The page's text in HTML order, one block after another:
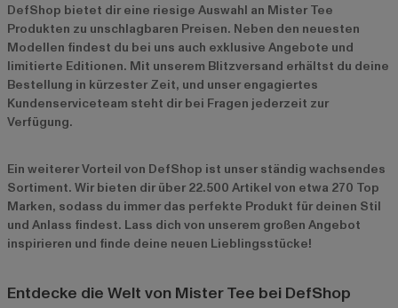
DefShop bietet dir eine riesige Auswahl an Mister Tee
Produkten zu unschlagbaren Preisen. Neben den neuesten
Modellen findest du bei uns auch exklusive Angebote und
limitierte Editionen. Mit unserem Blitzversand erhältst du deine
Bestellung in kürzester Zeit, und unser engagiertes
Kundenserviceteam steht dir bei Fragen jederzeit zur
Verfügung.
Ein weiterer Vorteil von DefShop ist unser ständig wachsendes
Sortiment. Wir bieten dir über 22.500 Artikel von etwa 270 Top
Marken, sodass du immer das perfekte Produkt für deinen Stil
und Anlass findest. Lass dich von unserem großen Angebot
inspirieren und finde deine neuen Lieblingsstücke!
Entdecke die Welt von Mister Tee bei DefShop